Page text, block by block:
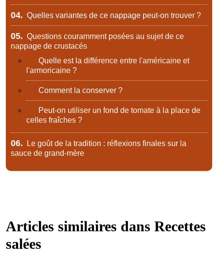
04. Quelles variantes de ce nappage peut-on trouver ?
05. Questions couramment posées au sujet de ce
nappage de crustacés
Quelle est la différence entre l'américaine et
l'armoricaine ?
Comment la conserver ?
Peut-on utiliser un fond de tomate à la place de
celles fraîches ?
06.
Le goût de la tradition : réflexions finales sur la
sauce de grand-mère
Articles similaires dans Recettes
salées